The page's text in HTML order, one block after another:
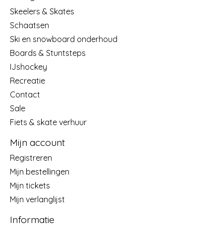
Skeelers & Skates
Schaatsen
Ski en snowboard onderhoud
Boards & Stuntsteps
IJshockey
Recreatie
Contact
Sale
Fiets & skate verhuur
Mijn account
Registreren
Mijn bestellingen
Mijn tickets
Mijn verlanglijst
Informatie